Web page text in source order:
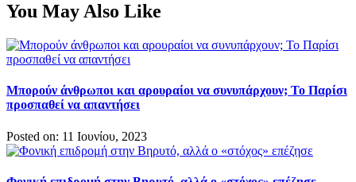
You May Also Like
Μπορούν άνθρωποι και αρουραίοι να συνυπάρχουν; Το Παρίσι
προσπαθεί να απαντήσει
Posted on: 11 Ιουνίου, 2023